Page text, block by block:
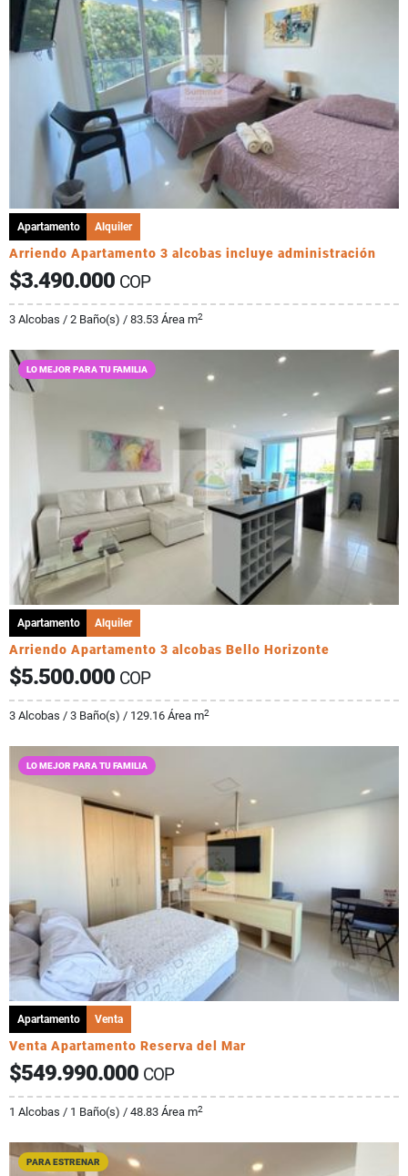
Apartamento Alquiler
Arriendo Apartamento 3 alcobas incluye administración
$3.490.000 COP
3 Alcobas / 2 Baño(s) / 83.53 Área m2
LO MEJOR PARA TU FAMILIA
Apartamento Alquiler
Arriendo Apartamento 3 alcobas Bello Horizonte
$5.500.000 COP
3 Alcobas / 3 Baño(s) / 129.16 Área m2
LO MEJOR PARA TU FAMILIA
Apartamento Venta
Venta Apartamento Reserva del Mar
$549.990.000 COP
1 Alcobas / 1 Baño(s) / 48.83 Área m2
PARA ESTRENAR